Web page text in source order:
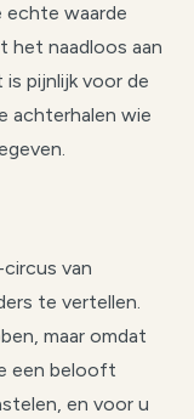
echte waarde
het naadloos aan
pijnlijk voor de
achterhalen wie
van
te vertellen.
maar omdat
een belooft
en voor u